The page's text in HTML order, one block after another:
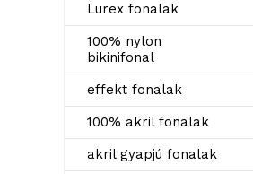
Lurex fonalak
100% nylon
bikinifonal
effekt fonalak
100% akril fonalak
akril gyapjú fonalak